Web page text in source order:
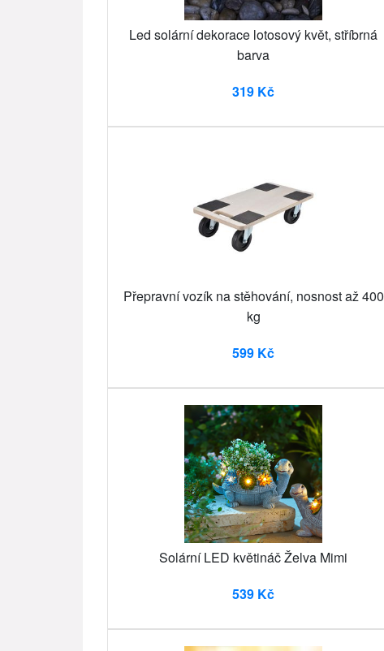
Led solární dekorace lotosový květ, stříbrná
barva
319 Kč
Přepravní vozík na stěhování, nosnost až 400
kg
599 Kč
Solární LED květináč Želva Mimi
539 Kč